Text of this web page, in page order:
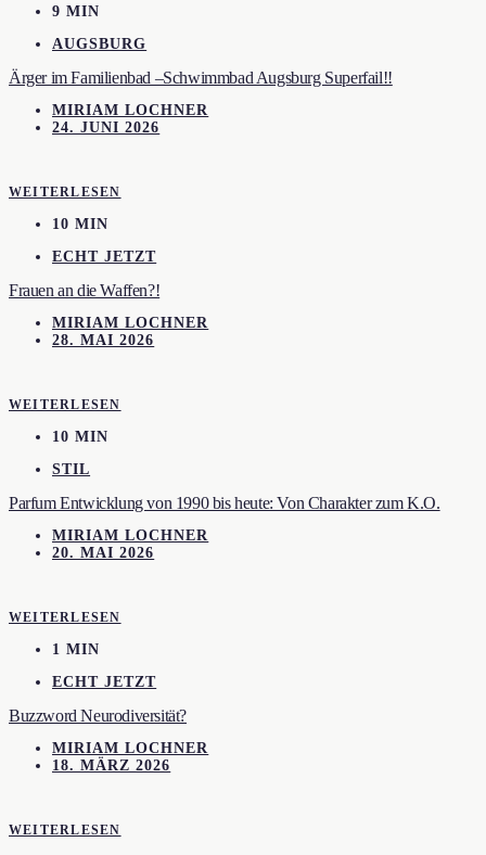
9 MIN
AUGSBURG
Ärger im Familienbad –Schwimmbad Augsburg Superfail!!
MIRIAM LOCHNER
24. JUNI 2026
WEITERLESEN
10 MIN
ECHT JETZT
Frauen an die Waffen?!
MIRIAM LOCHNER
28. MAI 2026
WEITERLESEN
10 MIN
STIL
Parfum Entwicklung von 1990 bis heute: Von Charakter zum K.O.
MIRIAM LOCHNER
20. MAI 2026
WEITERLESEN
1 MIN
ECHT JETZT
Buzzword Neurodiversität?
MIRIAM LOCHNER
18. MÄRZ 2026
WEITERLESEN